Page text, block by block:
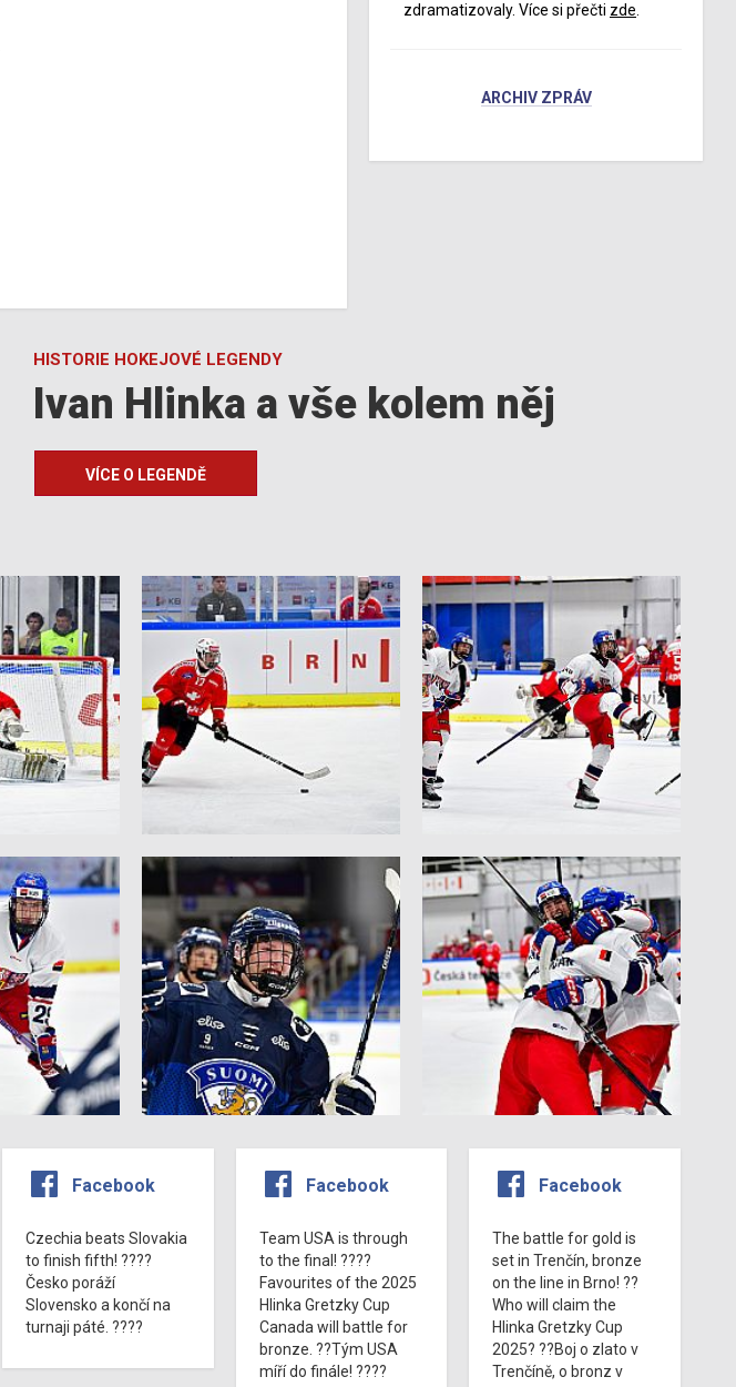
zdramatizovaly. Více si přečti zde
ARCHIV ZPRÁV
HISTORIE HOKEJOVÉ LEGENDY
Ivan Hlinka a vše kolem něj
VÍCE O LEGENDĚ
Facebook
Czechia beats Slovakia
to finish fifth! ????
Česko poráží
Slovensko a končí na
turnaji páté. ????
Facebook
Team USA is through
to the final! ????
Favourites of the 2025
Hlinka Gretzky Cup
Canada will battle for
bronze. ??Tým USA
míří do finále! ????
Facebook
The battle for gold is
set in Trenčín, bronze
on the line in Brno! ??
Who will claim the
Hlinka Gretzky Cup
2025? ??Boj o zlato v
Trenčíně, o bronz v